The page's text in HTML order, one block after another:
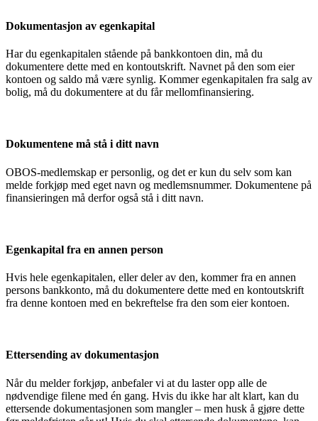
Dokumentasjon av egenkapital
Har du egenkapitalen stående på bankkontoen din, må du
dokumentere dette med en kontoutskrift. Navnet på den som eier
kontoen og saldo må være synlig. Kommer egenkapitalen fra salg av
bolig, må du dokumentere at du får mellomfinansiering.
Dokumentene må stå i ditt navn
OBOS-medlemskap er personlig, og det er kun du selv som kan
melde forkjøp med eget navn og medlemsnummer. Dokumentene på
finansieringen må derfor også stå i ditt navn.
Egenkapital fra en annen person
Hvis hele egenkapitalen, eller deler av den, kommer fra en annen
persons bankkonto, må du dokumentere dette med en kontoutskrift
fra denne kontoen med en bekreftelse fra den som eier kontoen.
Ettersending av dokumentasjon
Når du melder forkjøp, anbefaler vi at du laster opp alle de
nødvendige filene med én gang. Hvis du ikke har alt klart, kan du
ettersende dokumentasjonen som mangler – men husk å gjøre dette